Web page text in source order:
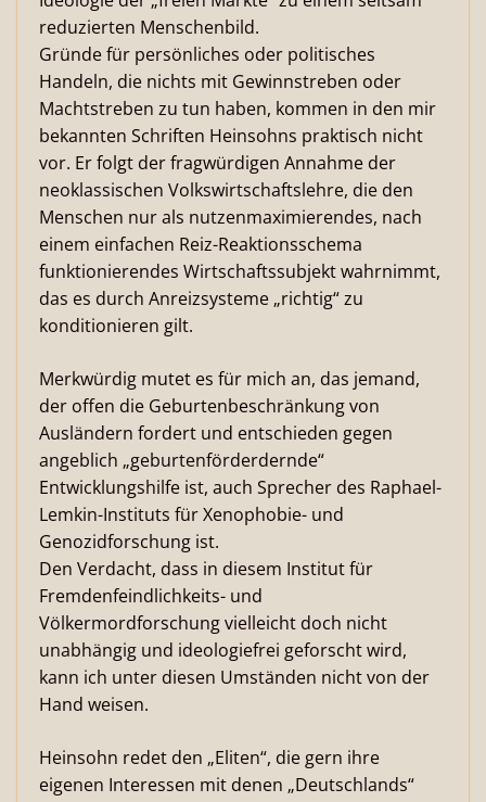
reduzierten Menschenbild.
Gründe für persönliches oder politisches
Handeln, die nichts mit Gewinnstreben oder
Machtstreben zu tun haben, kommen in den mir
bekannten Schriften Heinsohns praktisch nicht
vor. Er folgt der fragwürdigen Annahme der
neoklas­sischen Volkswirtschaftslehre, die den
Menschen nur als nutzenmaximierendes, nach
einem einfachen Reiz-Reaktionsschema
funktionierendes Wirtschaftssubjekt wahrnimmt,
das es durch Anreizsysteme „richtig“ zu
konditionieren gilt.
Merkwürdig mutet es für mich an, das jemand,
der offen die Geburtenbeschränkung von
Ausländern fordert und entschieden gegen
angeblich „geburtenförderdernde“
Entwicklungshilfe ist, auch Sprecher des Raphael-
Lemkin-Instituts für Xenophobie- und
Genozidforschung ist.
Den Verdacht, dass in diesem Institut für
Fremdenfeindlichkeits- und
Völkermordforschung vielleicht doch nicht
unabhängig und ideologiefrei geforscht wird,
kann ich unter diesen Umständen nicht von der
Hand weisen.
Heinsohn redet den „Eliten“, die gern ihre
eigenen Interessen mit denen „Deutschlands“